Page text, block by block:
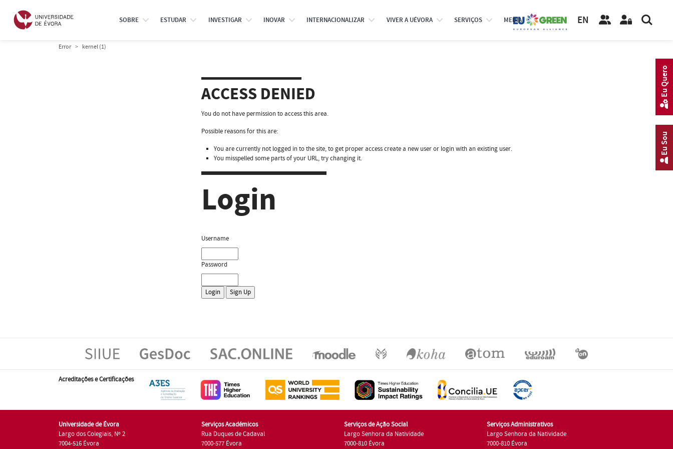
SOBRE ESTUDAR INVESTIGAR INOVAR INTERNACIONALIZAR VIVER A UÉVORA SERVIÇOS MEDIA EN
Error kernel (1)
ACCESS DENIED
You do not have permission to access this area.
Possible reasons for this are:
You are currently not logged in to the site, to get proper access create a new user or login with an existing user.
You misspelled some parts of your URL, try changing it.
Login
Username
Password
Acreditações e Certificações
Universidade de Évora
Largo dos Colegiais, Nº 2
7004-516 Évora
Serviços Académicos
Rua Duques de Cadaval
7000-577 Évora
Serviços de Ação Social
Largo Senhora da Natividade
7000-810 Évora
Serviços Administrativos
Largo Senhora da Natividade
7000-810 Évora
Eu Sou
Eu Quero